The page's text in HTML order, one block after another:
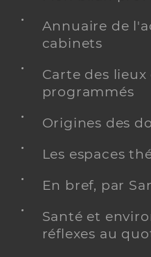
Annuaire de
cabinets
Carte des lieux
programmés
Origines des
Les espaces
En bref, par
Santé et
réflexes au